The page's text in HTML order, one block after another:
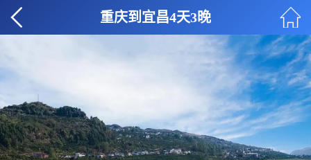
重庆到宜昌4天3晚